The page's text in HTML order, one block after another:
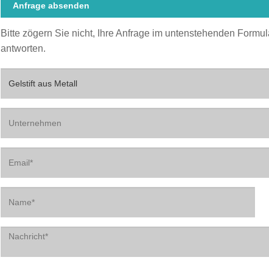
Anfrage absenden
Bitte zögern Sie nicht, Ihre Anfrage im untenstehenden
antworten.